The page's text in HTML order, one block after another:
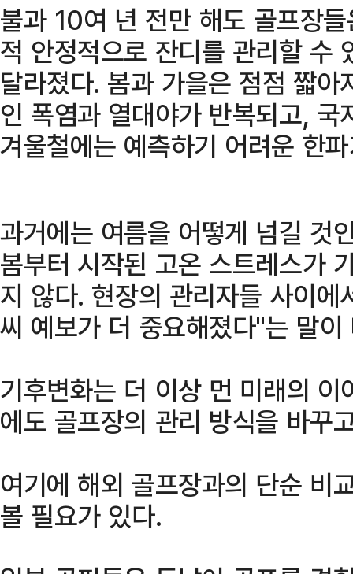
불과 10여 년 전만 해도 골프장
적 안정적으로 잔디를 관리할 수
달라졌다. 봄과 가을은 점점 짧
인 폭염과 열대야가 반복되고,
겨울철에는 예측하기 어려운 한
과거에는 여름을 어떻게 넘길 것
봄부터 시작된 고온 스트레스가
지 않다. 현장의 관리자들 사이
씨 예보가 더 중요해졌다"는 말
기후변화는 더 이상 먼 미래의
에도 골프장의 관리 방식을 바꾸
여기에 해외 골프장과의 단순 비
볼 필요가 있다.